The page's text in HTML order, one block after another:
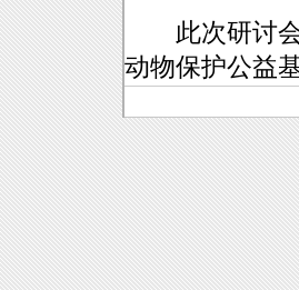
此次研讨会
动物保护公益